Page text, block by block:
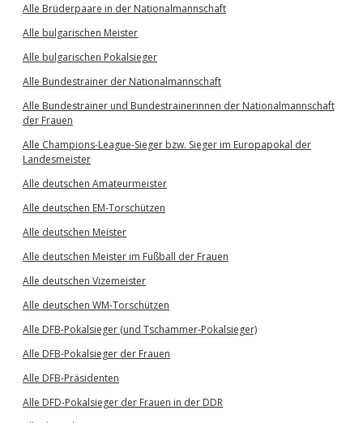
Alle Brüderpaare in der Nationalmannschaft
Alle bulgarischen Meister
Alle bulgarischen Pokalsieger
Alle Bundestrainer der Nationalmannschaft
Alle Bundestrainer und Bundestrainerinnen der Nationalmannschaft
der Frauen
Alle Champions-League-Sieger bzw. Sieger im Europapokal der
Landesmeister
Alle deutschen Amateurmeister
Alle deutschen EM-Torschützen
Alle deutschen Meister
Alle deutschen Meister im Fußball der Frauen
Alle deutschen Vizemeister
Alle deutschen WM-Torschützen
Alle DFB-Pokalsieger (und Tschammer-Pokalsieger)
Alle DFB-Pokalsieger der Frauen
Alle DFB-Präsidenten
Alle DFD-Pokalsieger der Frauen in der DDR